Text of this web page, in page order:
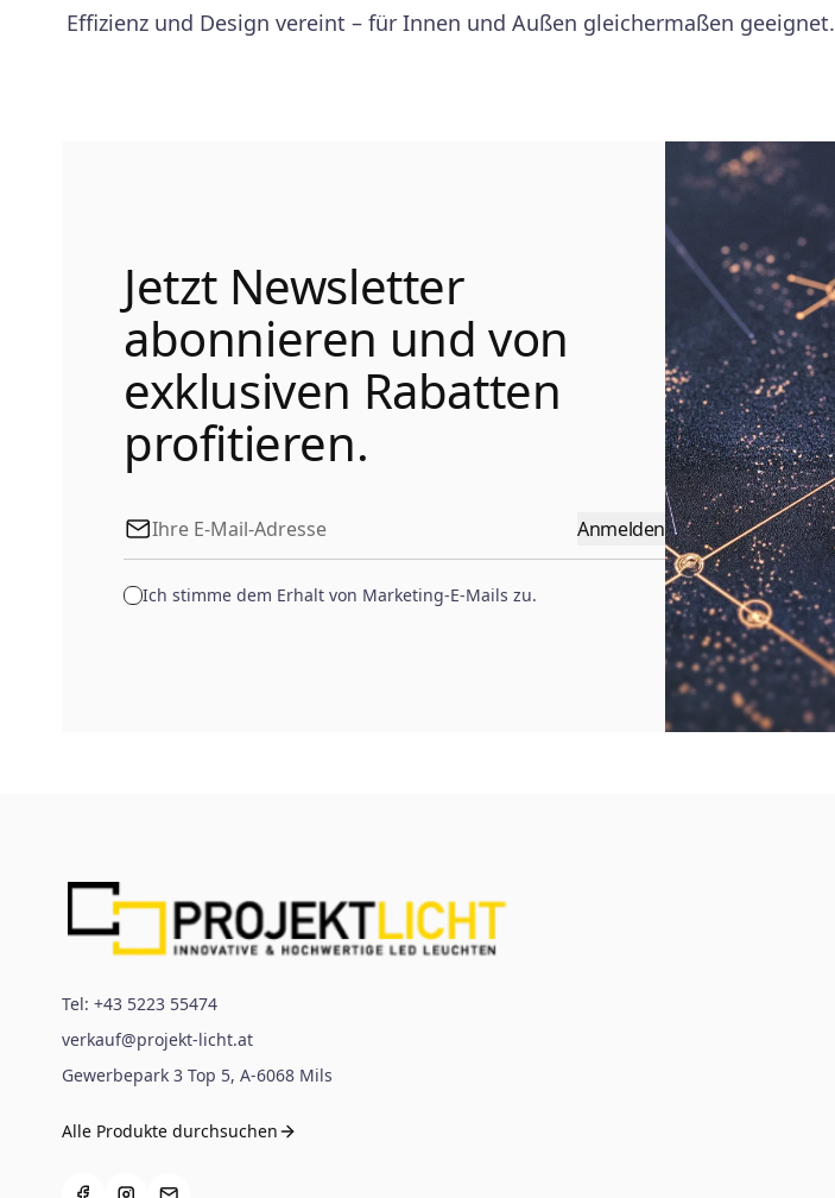
Effizienz und Design vereint – für Innen und Außen gleichermaßen geeignet.
Jetzt Newsletter
abonnieren und von
exklusiven Rabatten
profitieren.
Anmelden
Ich stimme dem Erhalt von Marketing-E-Mails zu.
Tel: +43 5223 55474
verkauf@projekt-licht.at
Gewerbepark 3 Top 5, A-6068 Mils
Alle Produkte durchsuchen